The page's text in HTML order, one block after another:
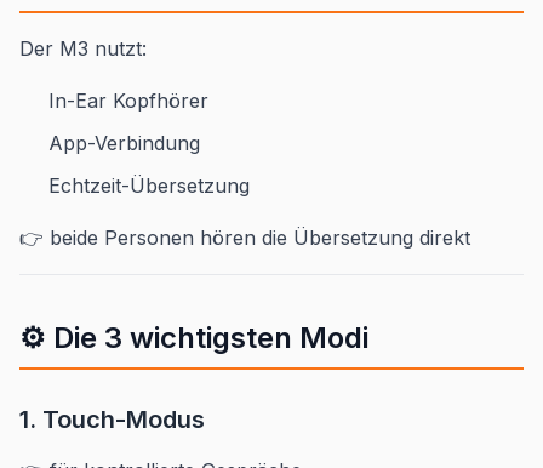
Der M3 nutzt:
In-Ear Kopfhörer
App-Verbindung
Echtzeit-Übersetzung
👉 beide Personen hören die Übersetzung direkt
⚙️ Die 3 wichtigsten Modi
1. Touch-Modus